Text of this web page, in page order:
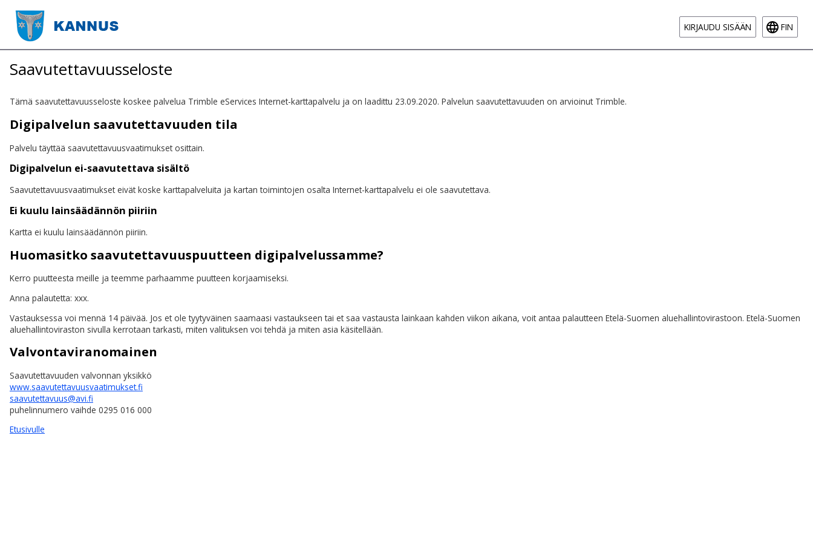
KIRJAUDU SISÄÄN FIN
Saavutettavuusseloste
Tämä saavutettavuusseloste koskee palvelua Trimble eServices Internet-karttapalvelu ja on laadittu 23.09.2020. Palvelun saavutettavuuden on arvioinut Trimble.
Digipalvelun saavutettavuuden tila
Palvelu täyttää saavutettavuusvaatimukset osittain.
Digipalvelun ei-saavutettava sisältö
Saavutettavuusvaatimukset eivät koske karttapalveluita ja kartan toimintojen osalta Internet-karttapalvelu ei ole saavutettava.
Ei kuulu lainsäädännön piiriin
Kartta ei kuulu lainsäädännön piiriin.
Huomasitko saavutettavuuspuutteen digipalvelussamme?
Kerro puutteesta meille ja teemme parhaamme puutteen korjaamiseksi.
Anna palautetta: xxx.
Vastauksessa voi mennä 14 päivää. Jos et ole tyytyväinen saamaasi vastaukseen tai et saa vastausta lainkaan kahden viikon aikana, voit antaa palautteen Etelä-Suomen aluehallintovirastoon. Etelä-Suomen
aluehallintoviraston sivulla kerrotaan tarkasti, miten valituksen voi tehdä ja miten asia käsitellään.
Valvontaviranomainen
Saavutettavuuden valvonnan yksikkö
www.saavutettavuusvaatimukset.fi
saavutettavuus@avi.fi
puhelinnumero vaihde 0295 016 000
Etusivulle